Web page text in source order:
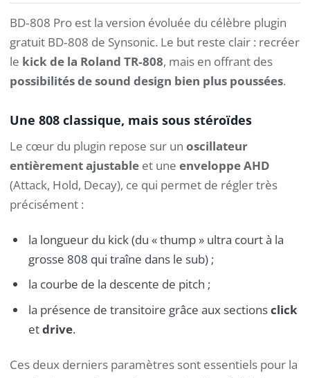
BD‑808 Pro est la version évoluée du célèbre plugin
gratuit BD‑808 de Synsonic. Le but reste clair : recréer
le kick de la Roland TR‑808, mais en offrant des
possibilités de sound design bien plus poussées.
Une 808 classique, mais sous stéroïdes
Le cœur du plugin repose sur un oscillateur
entièrement ajustable et une enveloppe AHD
(Attack, Hold, Decay), ce qui permet de régler très
précisément :
la longueur du kick (du « thump » ultra court à la
grosse 808 qui traîne dans le sub) ;
la courbe de la descente de pitch ;
la présence de transitoire grâce aux sectionsclick
etdrive.
Ces deux derniers paramètres sont essentiels pour la